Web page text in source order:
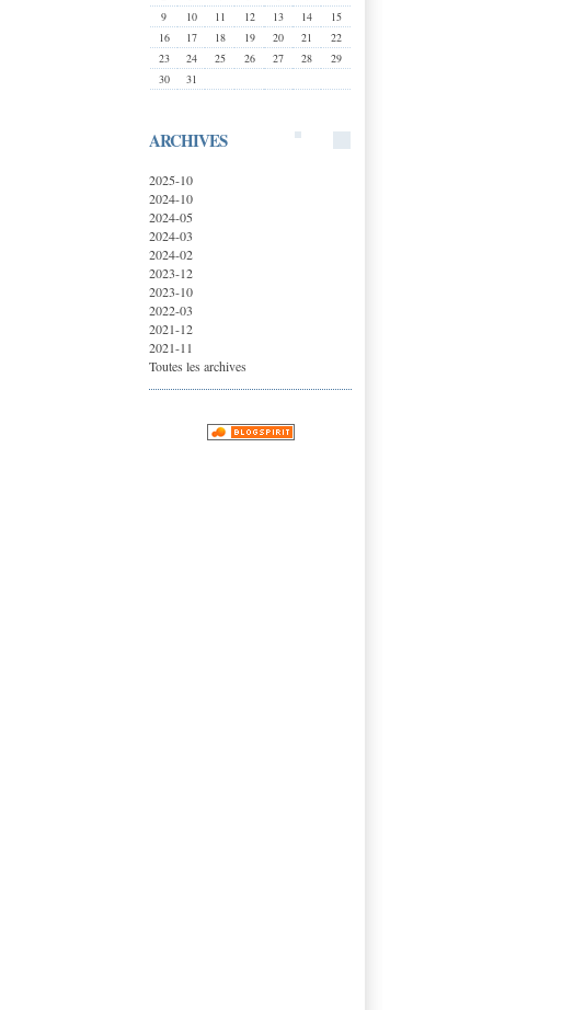
9
10 11 12 13 14
15
16
17 18 19 20 21
22
23
24 25 26 27 28
29
30
31
ARCHIVES
2025-10
2024-10
2024-05
2024-03
2024-02
2023-12
2023-10
2022-03
2021-12
2021-11
Toutes les archives